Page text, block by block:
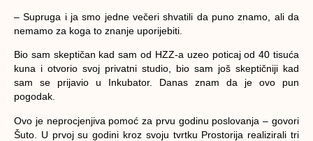
– Supruga i ja smo jedne večeri shvatili da puno znamo, ali da
nemamo za koga to znanje uporijebiti.
Bio sam skeptičan kad sam od HZZ-a uzeo poticaj od 40 tisuća
kuna i otvorio svoj privatni studio, bio sam još skeptičniji kad
sam se prijavio u Inkubator. Danas znam da je ovo pun
pogodak.
Ovo je neprocjenjiva pomoć za prvu godinu poslovanja – govori
Šuto. U prvoj su godini kroz svoju tvrtku Prostorija realizirali tri